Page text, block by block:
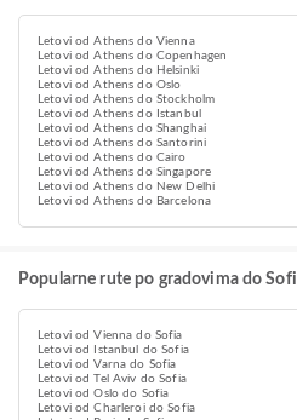
Letovi od Athens do Vienna
Letovi od Athens do Copenhagen
Letovi od Athens do Helsinki
Letovi od Athens do Oslo
Letovi od Athens do Stockholm
Letovi od Athens do Istanbul
Letovi od Athens do Shanghai
Letovi od Athens do Santorini
Letovi od Athens do Cairo
Letovi od Athens do Singapore
Letovi od Athens do New Delhi
Letovi od Athens do Barcelona
Popularne rute po gradovima do
Letovi od Vienna do Sofia
Letovi od Istanbul do Sofia
Letovi od Varna do Sofia
Letovi od Tel Aviv do Sofia
Letovi od Oslo do Sofia
Letovi od Charleroi do Sofia